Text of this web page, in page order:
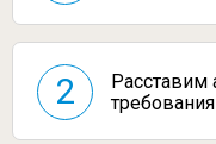
2
Расставим